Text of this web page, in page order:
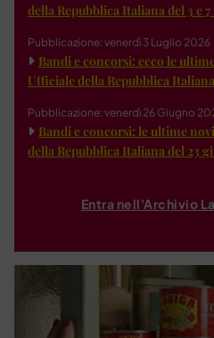
della Repubblica Italiana del 3 e
Pubblicazione: venerdì 3 Luglio 2026
Bandi e concorsi: ecco le
Ufficiale della Repubblica
Pubblicazione: venerdì 26 Giugno
Bandi e concorsi: le ultime
della Repubblica Italiana del 23
Entra nell'Archivio